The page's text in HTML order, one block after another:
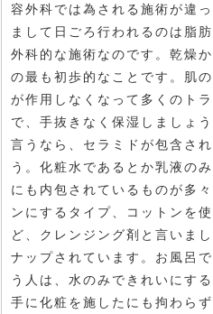
容外科では為される施術が違
まして日ごろ行われるのは脂
外科的な施術なのです。乾燥
の最も初歩的なことです。肌
が作用しなくなって多くのト
で、手抜きなく保湿しましょ
言うなら、セラミドが包含さ
う。化粧水であるとか乳液の
にも内包されているものが多
ンにするタイプ、コットンを
ど、クレンジング剤と言いま
ナップされています。お風呂
う人は、水のみできれいにす
手に化粧を施したにも拘わら